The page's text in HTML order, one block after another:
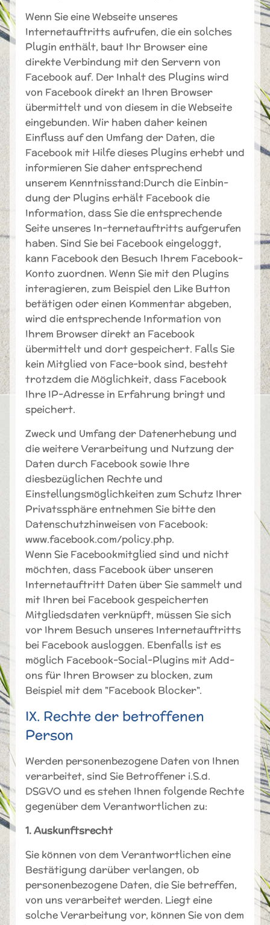
Wenn Sie eine Webseite unseres
Internetauftritts aufrufen, die ein solches
Plugin enthält, baut Ihr Browser eine
direkte Verbindung mit den Servern von
Facebook auf. Der Inhalt des Plugins wird
von Facebook direkt an Ihren Browser
übermittelt und von diesem in die Webseite
eingebunden. Wir haben daher keinen
Einfluss auf den Umfang der Daten, die
Facebook mit Hilfe dieses Plugins erhebt und
informieren Sie daher entsprechend
unserem Kenntnisstand:Durch die Einbin-
dung der Plugins erhält Facebook die
Information, dass Sie die entsprechende
Seite unseres In-ternetauftritts aufgerufen
haben. Sind Sie bei Facebook eingeloggt,
kann Facebook den Besuch Ihrem Facebook-
Konto zuordnen. Wenn Sie mit den Plugins
interagieren, zum Beispiel den Like Button
betätigen oder einen Kommentar abgeben,
wird die entsprechende Information von
Ihrem Browser direkt an Facebook
übermittelt und dort gespeichert. Falls Sie
kein Mitglied von Face-book sind, besteht
trotzdem die Möglichkeit, dass Facebook
Ihre IP-Adresse in Erfahrung bringt und
speichert.
Zweck und Umfang der Datenerhebung und
die weitere Verarbeitung und Nutzung der
Daten durch Facebook sowie Ihre
diesbezüglichen Rechte und
Einstellungsmöglichkeiten zum Schutz Ihrer
Privatssphäre entnehmen Sie bitte den
Datenschutzhinweisen von Facebook:
www.facebook.com/policy.php.
Wenn Sie Facebookmitglied sind und nicht
möchten, dass Facebook über unseren
Internetauftritt Daten über Sie sammelt und
mit Ihren bei Facebook gespeicherten
Mitgliedsdaten verknüpft, müssen Sie sich
vor Ihrem Besuch unseres Internetauftritts
bei Facebook ausloggen. Ebenfalls ist es
möglich Facebook-Social-Plugins mit Add-
ons für Ihren Browser zu blocken, zum
Beispiel mit dem "Facebook Blocker".
IX. Rechte der betroffenen
Person
Werden personenbezogene Daten von Ihnen
verarbeitet, sind Sie Betroffener i.S.d.
DSGVO und es stehen Ihnen folgende Rechte
gegenüber dem Verantwortlichen zu:
1. Auskunftsrecht
Sie können von dem Verantwortlichen eine
Bestätigung darüber verlangen, ob
personenbezogene Daten, die Sie betreffen,
von uns verarbeitet werden. Liegt eine
solche Verarbeitung vor, können Sie von dem